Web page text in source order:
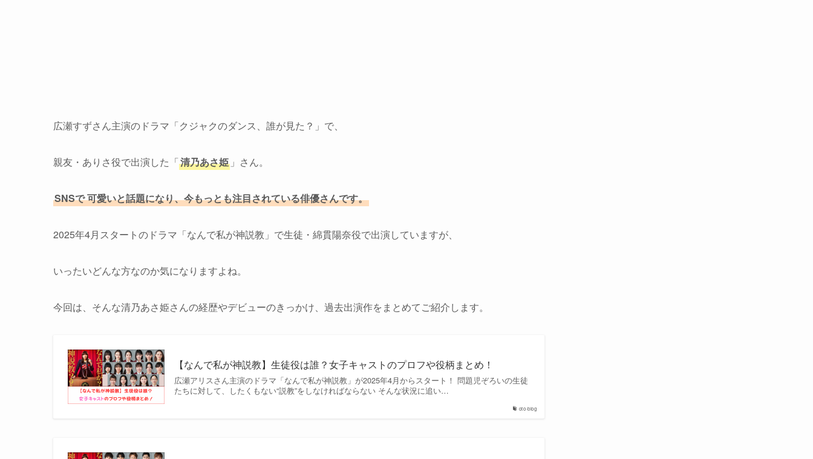
広瀬すずさん主演のドラマ「クジャクのダンス、誰が見た？」で、
親友・ありさ役で出演した「清乃あさ姫 」さん。
SNSで可愛いと話題になり、今もっとも注目されている俳優さんです。
2025年4月スタートのドラマ「なんで私が神説教」で生徒・綿貫陽奈役で出演していますが、
いったいどんな方なのか気になりますよね。
今回は、そんな清乃あさ姫さんの経歴やデビューのきっかけ、過去出演作をまとめてご紹介します。
oto-blog
【なんで私が神説教】生徒役は誰？女子キャストのプロフや役柄まとめ！
広瀬アリスさん主演のドラマ「なんで私が神説教」が2025年4月からスタート！ 問題児ぞろいの生徒
たちに対して、したくもない“説教”をしなければならない そんな状況に追い…